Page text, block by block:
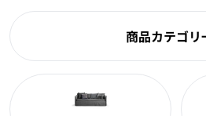
商品カテゴリ